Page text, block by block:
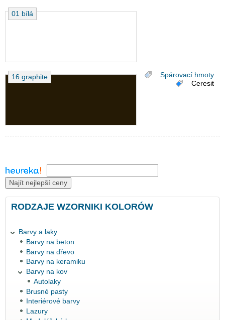
01 bílá
16 graphite
Spárovací hmoty
Ceresit
Najít nejlepší ceny
RODZAJE WZORNIKI KOLORÓW
Barvy a laky
Barvy na beton
Barvy na dřevo
Barvy na keramiku
Barvy na kov
Autolaky
Brusné pasty
Interiérové barvy
Lazury